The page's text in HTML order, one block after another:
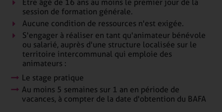
Être âgé de 16 ans au moins le premier jour de la
session de formation générale.
Aucune condition de ressources n'est exigée.
S'engager à réaliser en tant qu'animateur bénévole
ou salarié, auprès d'une structure localisée sur le
territoire intercommunal qui emploie des
animateurs :
Le stage pratique
Au moins 5 semaines sur 1 an en période de
vacances, à compter de la date d'obtention du BAFA